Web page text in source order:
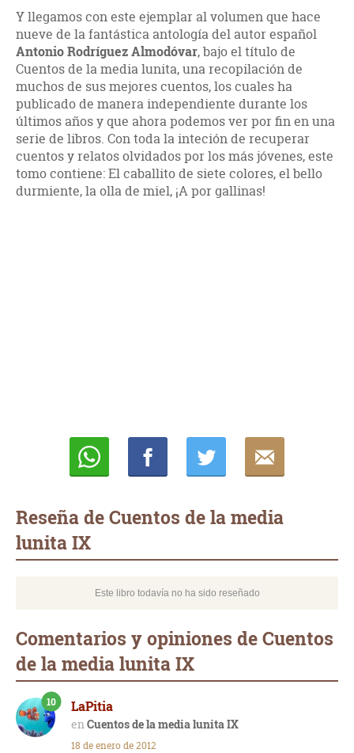
Y llegamos con este ejemplar al volumen que hace
nueve de la fantástica antología del autor español
Antonio Rodríguez Almodóvar, bajo el título de
Cuentos de la media lunita, una recopilación de
muchos de sus mejores cuentos, los cuales ha
publicado de manera independiente durante los
últimos años y que ahora podemos ver por fin en una
serie de libros. Con toda la inteción de recuperar
cuentos y relatos olvidados por los más jóvenes, este
tomo contiene: El caballito de siete colores, el bello
durmiente, la olla de miel, ¡A por gallinas!
Reseña de Cuentos de la media
lunita IX
Este libro todavía no ha sido reseñado
Comentarios y opiniones de Cuentos
de la media lunita IX
LaPitia
Cuentos de la media lunita IX
10
18 de enero de 2012